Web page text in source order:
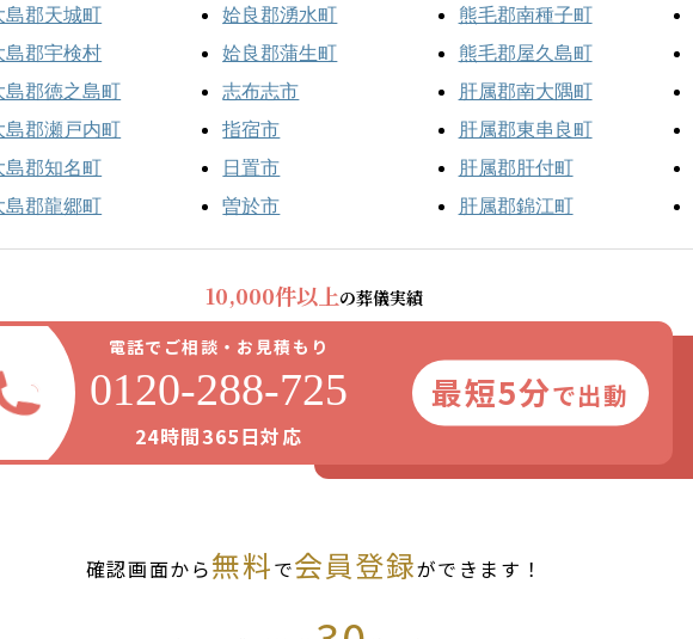
島郡天城町
島郡宇検村
島郡徳之島町
島郡瀬戸内町
島郡知名町
島郡龍郷町
姶良郡湧水町
姶良郡蒲生町
志布志市
指宿市
日置市
曽於市
熊毛郡南種子町
熊毛郡屋久島町
肝属郡南大隅町
肝属郡東串良町
肝属郡肝付町
肝属郡錦江町
10,000件以上の葬儀実績
電話でご相談・お見積もり
0120-288-725
24時間365日対応
最短5分で出動
確認画面から無料で会員登録ができます！